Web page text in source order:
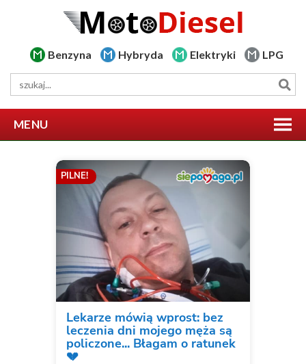
Benzyna Hybryda Elektryki LPG
MENU